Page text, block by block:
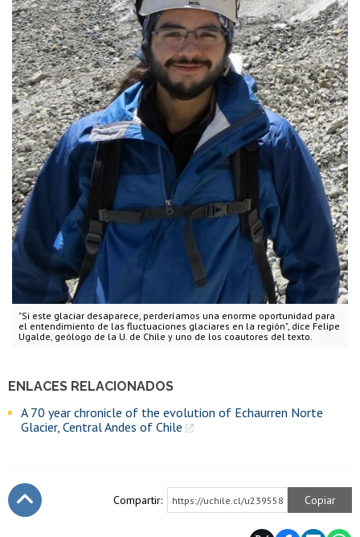
"Si este glaciar desaparece, perderíamos una enorme oportunidad para
el entendimiento de las fluctuaciones glaciares en la región", dice Felipe
Ugalde, geólogo de la U. de Chile y uno de los coautores del texto.
ENLACES RELACIONADOS
A 70 year chronicle of the evolution of Echaurren Norte
Glacier, Central Andes of Chile
Compartir: https://uchile.cl/u239558 Copiar